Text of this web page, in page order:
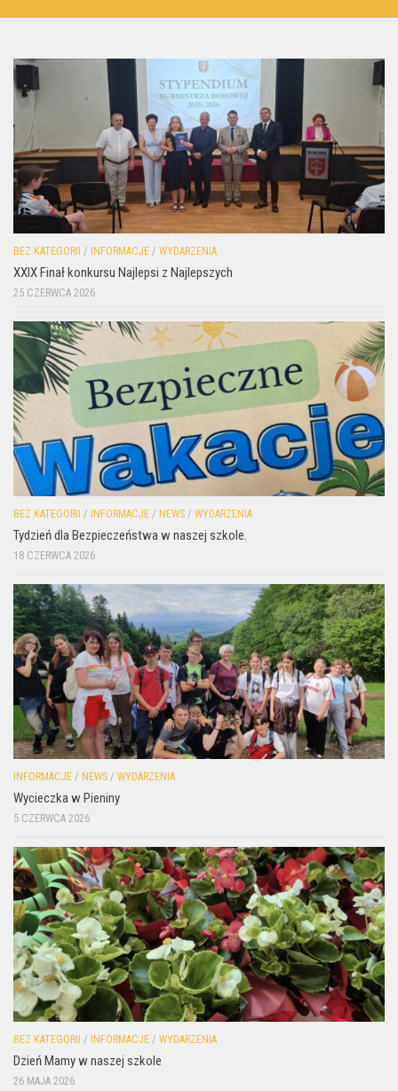
BEZ KATEGORII / INFORMACJE / WYDARZENIA
XXIX Finał konkursu Najlepsi z Najlepszych
25 CZERWCA 2026
BEZ KATEGORII / INFORMACJE / NEWS / WYDARZENIA
Tydzień dla Bezpieczeństwa w naszej szkole.
18 CZERWCA 2026
INFORMACJE / NEWS / WYDARZENIA
Wycieczka w Pieniny
5 CZERWCA 2026
BEZ KATEGORII / INFORMACJE / WYDARZENIA
Dzień Mamy w naszej szkole
26 MAJA 2026